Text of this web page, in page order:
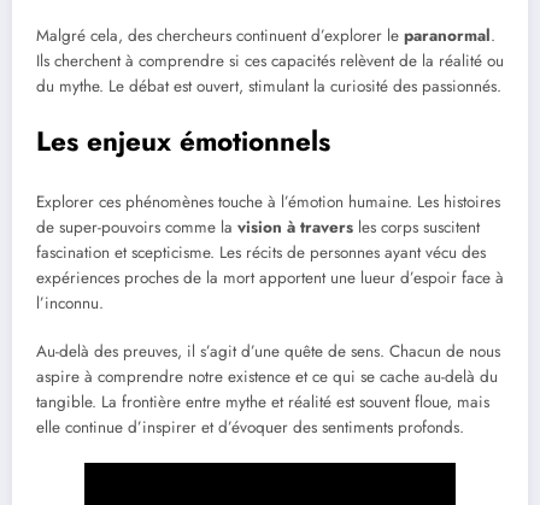
Malgré cela, des chercheurs continuent d’explorer le paranormal.
Ils cherchent à comprendre si ces capacités relèvent de la réalité ou
du mythe. Le débat est ouvert, stimulant la curiosité des passionnés.
Les enjeux émotionnels
Explorer ces phénomènes touche à l’émotion humaine. Les histoires
de super-pouvoirs comme la vision à travers les corps suscitent
fascination et scepticisme. Les récits de personnes ayant vécu des
expériences proches de la mort apportent une lueur d’espoir face à
l’inconnu.
Au-delà des preuves, il s’agit d’une quête de sens. Chacun de nous
aspire à comprendre notre existence et ce qui se cache au-delà du
tangible. La frontière entre mythe et réalité est souvent floue, mais
elle continue d’inspirer et d’évoquer des sentiments profonds.